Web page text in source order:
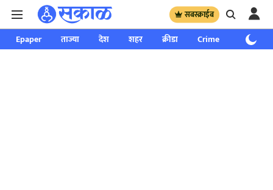
सबस्क्राईब
Epaper ताज्या देश शहर क्रीडा Crime साप्ताहिक